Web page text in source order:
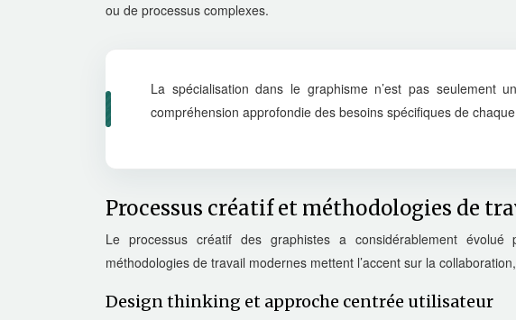
ou de processus complexes.
La spécialisation dans le graphisme n’est pas seulement
compréhension approfondie des besoins spécifiques de
Processus créatif et méthodologies de
Le processus créatif des graphistes a considérablement
méthodologies de travail modernes mettent l’accent sur la
Design thinking et approche centrée utilisateur